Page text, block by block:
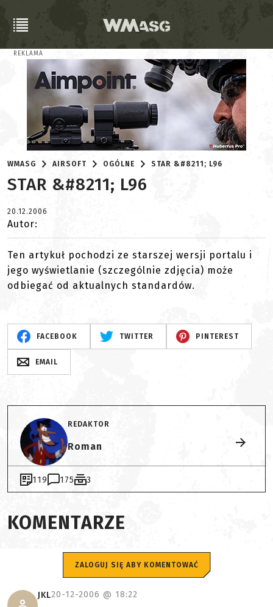
REKLAMA
WMASG AIRSOFT OGÓLNE STAR &#8211; L96
STAR &#8211; L96
20.12.2006
Autor:
Ten artykuł pochodzi ze starszej wersji portalu i
jego wyświetlanie (szczególnie zdjęcia) może
odbiegać od aktualnych standardów.
FACEBOOK TWITTER PINTEREST
EMAIL
REDAKTOR
Roman
119 175 3
KOMENTARZE
ZALOGUJ SIĘ ABY KOMENTOWAĆ
JKL20-12-2006 @ 18:22